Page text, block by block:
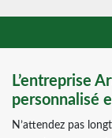
L’entreprise
personnalisé
N’attendez pas